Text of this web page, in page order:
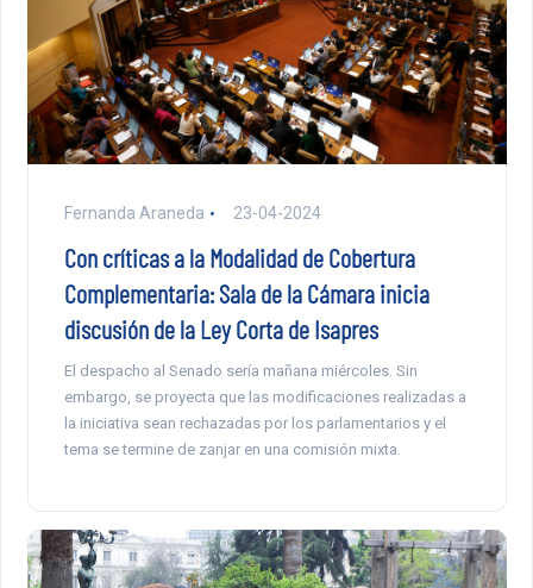
Fernanda Araneda 23-04-2024
Con críticas a la Modalidad de Cobertura
Complementaria: Sala de la Cámara inicia
discusión de la Ley Corta de Isapres
El despacho al Senado sería mañana miércoles. Sin
embargo, se proyecta que las modificaciones realizadas a
la iniciativa sean rechazadas por los parlamentarios y el
tema se termine de zanjar en una comisión mixta.